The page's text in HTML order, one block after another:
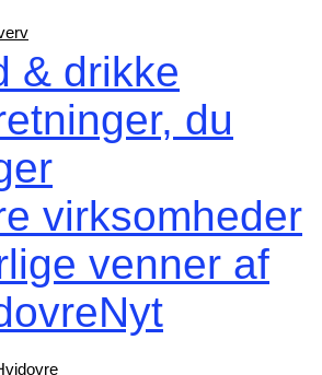
& drikke
du
virksomheder
venner af